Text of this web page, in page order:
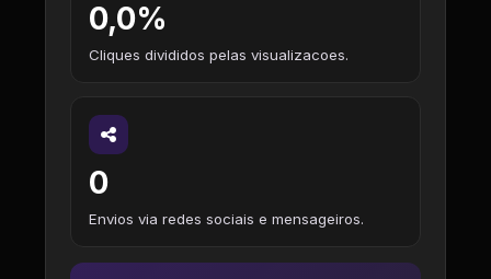
0,0%
Cliques divididos pelas visualizacoes.
0
Envios via redes sociais e mensageiros.